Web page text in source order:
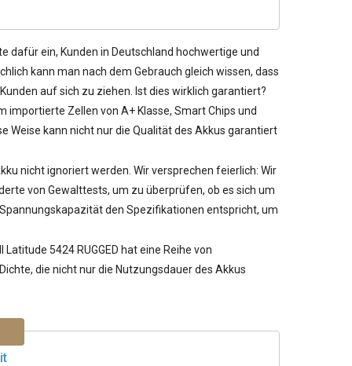
dafür ein, Kunden in Deutschland hochwertige und
kann man nach dem Gebrauch gleich wissen, dass
auf sich zu ziehen. Ist dies wirklich garantiert?
Zellen von A+ Klasse, Smart Chips und
kann nicht nur die Qualität des Akkus garantiert
nicht ignoriert werden. Wir versprechen feierlich: Wir
von Gewalttests, um zu überprüfen, ob es sich um
den Spezifikationen entspricht, um
Latitude 5424 RUGGED hat eine Reihe von
die nicht nur die Nutzungsdauer des Akkus